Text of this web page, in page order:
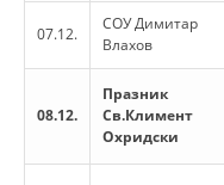
07.12.
СОУ Димитар
Влахов
08.12.
Празник
Св.Климент
Охридски